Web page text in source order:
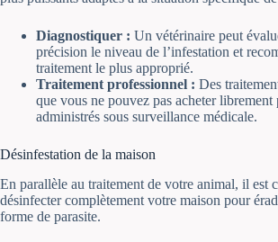
Diagnostiquer : Un vétérinaire peut
précision le niveau de l’infestation et
traitement le plus approprié.
Traitement professionnel : Des
que vous ne pouvez pas acheter librement
administrés sous surveillance médicale.
Désinfestation de la maison
En parallèle au traitement de votre animal, il est
désinfecter complètement votre maison pour
forme de parasite.